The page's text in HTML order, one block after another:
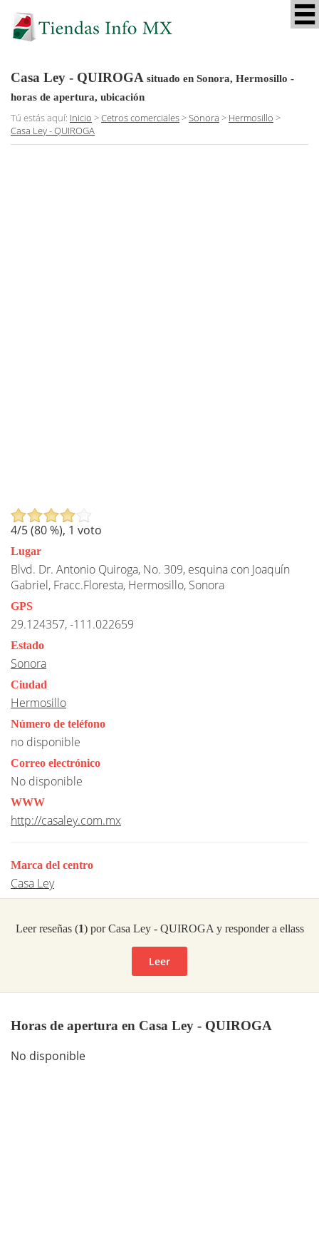
Casa Ley - QUIROGA situado en Sonora, Hermosillo -
horas de apertura, ubicación
Tú estás aquí: Inicio >Cetros comerciales>Sonora > Hermosillo >
Casa Ley - QUIROGA
4/5 (80%), 1 voto
Lugar
Blvd. Dr. Antonio Quiroga, No. 309, esquina con Joaquín
Gabriel, Fracc.Floresta, Hermosillo, Sonora​​
GPS
29.124357, -111.022659
Estado
Sonora
Ciudad
Hermosillo
Número de teléfono
no disponible
Correo electrónico
No disponible
WWW
http://casaley.com.mx
Marca del centro
Casa Ley
Leer reseñas (1) por Casa Ley - QUIROGA y responder a ellass
Leer
Horas de apertura en Casa Ley - QUIROGA
No disponible